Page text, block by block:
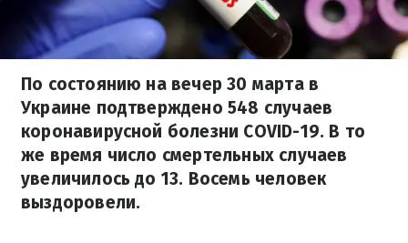
По состоянию на вечер 30 марта в
Украине подтверждено 548 случаев
коронавирусной болезни COVID-19. В то
же время число смертельных случаев
увеличилось до 13. Восемь человек
выздоровели.